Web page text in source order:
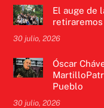
El auge de
retiraremos
30 julio, 2026
Óscar
Pueblo
30 julio, 2026